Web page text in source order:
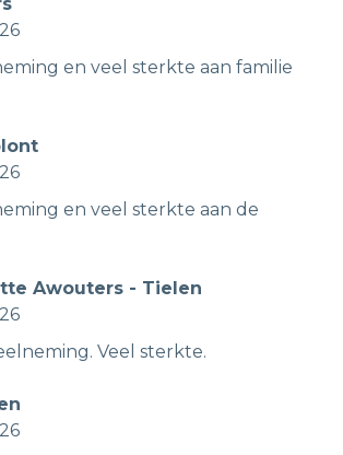
en veel sterkte aan familie
en veel sterkte aan de
Awouters - Tielen
Veel sterkte.